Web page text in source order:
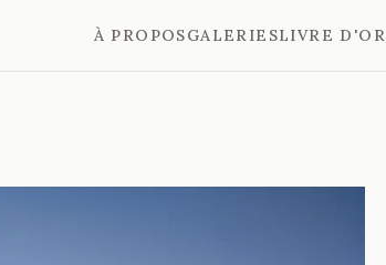
À PROPOSGALERIESLIVRE D'OR